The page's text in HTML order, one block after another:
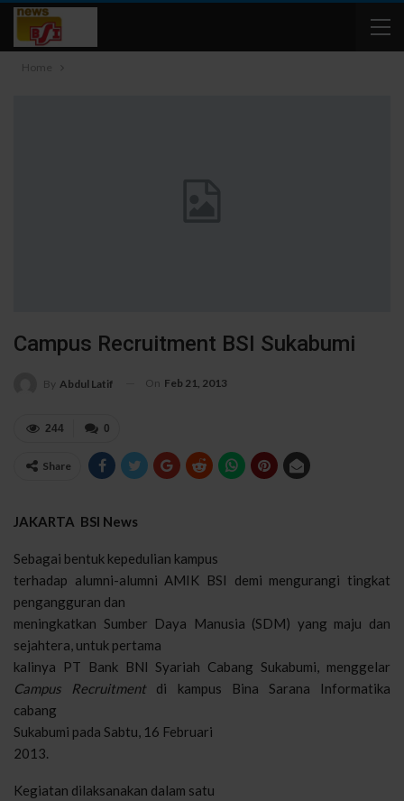
Home
Campus Recruitment BSI Sukabumi
By Abdul Latif On Feb 21, 2013
0
244
Share
JAKARTA BSI News
Sebagai bentuk kepedulian kampus
terhadap alumni-alumni AMIK BSI demi mengurangi tingkat
pengangguran dan
meningkatkan Sumber Daya Manusia (SDM) yang maju dan
sejahtera, untuk pertama
kalinya PT Bank BNI Syariah Cabang Sukabumi, menggelar
Campus Recruitment di kampus Bina Sarana Informatika
cabang
Sukabumi pada Sabtu, 16 Februari
2013.
Kegiatan dilaksanakan dalam satu